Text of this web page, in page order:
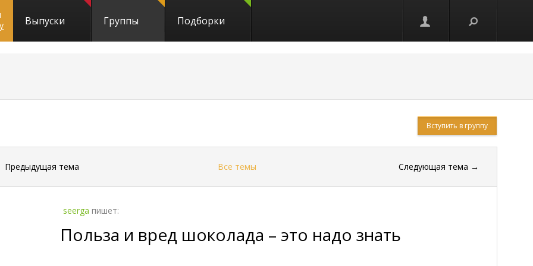
Выпуски Группы Подборки
Вступить в группу
Предыдущая тема Все темы Следующая тема →
seerga пишет:
Польза и вред шоколада – это надо знать